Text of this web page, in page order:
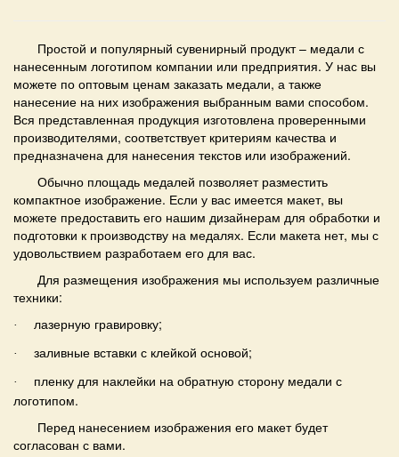
Простой и популярный сувенирный продукт – медали с
нанесенным логотипом компании или предприятия. У нас вы
можете по оптовым ценам заказать медали, а также
нанесение на них изображения выбранным вами способом.
Вся представленная продукция изготовлена проверенными
производителями, соответствует критериям качества и
предназначена для нанесения текстов или изображений.
Обычно площадь медалей позволяет разместить
компактное изображение. Если у вас имеется макет, вы
можете предоставить его нашим дизайнерам для обработки и
подготовки к производству на медалях. Если макета нет, мы с
удовольствием разработаем его для вас.
Для размещения изображения мы используем различные
техники:
· лазерную гравировку;
· заливные вставки с клейкой основой;
· пленку для наклейки на обратную сторону медали с
логотипом.
Перед нанесением изображения его макет будет
согласован с вами.